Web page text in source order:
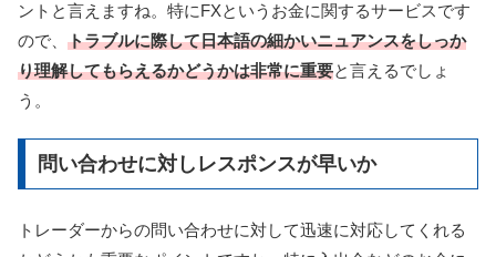
ントと言えますね。特にFXというお金に関するサービスです
ので、 トラブルに際して日本語の細かいニュアンスをしっか
り理解してもらえるかどうかは非常に重要と言えるでしょ
う。
問い合わせに対しレスポンスが早いか
トレーダーからの問い合わせに対して迅速に対応してくれる